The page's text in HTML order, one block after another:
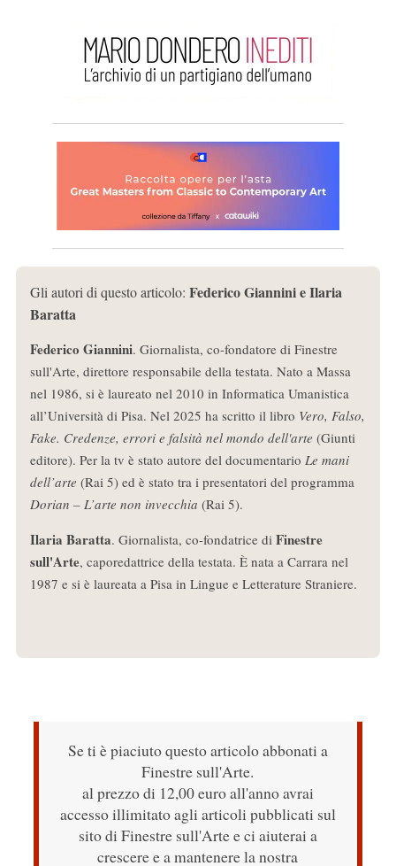
Gli autori di questo articolo: Federico Giannini e Ilaria
Baratta
Federico Giannini. Giornalista, co-fondatore di Finestre
sull'Arte, direttore responsabile della testata. Nato a Massa
nel 1986, si è laureato nel 2010 in Informatica Umanistica
all’Università di Pisa. Nel 2025 ha scritto il libro Vero, Falso,
Fake. Credenze, errori e falsità nel mondo dell'arte (Giunti
editore). Per la tv è stato autore del documentario Le mani
dell’arte (Rai 5) ed è stato tra i presentatori del programma
Dorian – L’arte non invecchia (Rai 5).
Ilaria Baratta. Giornalista, co-fondatrice di Finestre
sull'Arte, caporedattrice della testata. È nata a Carrara nel
1987 e si è laureata a Pisa in Lingue e Letterature Straniere.
Se ti è piaciuto questo articolo abbonati a
Finestre sull'Arte.
al prezzo di 12,00 euro all'anno avrai
accesso illimitato agli articoli pubblicati sul
sito di Finestre sull'Arte e ci aiuterai a
crescere e a mantenere la nostra